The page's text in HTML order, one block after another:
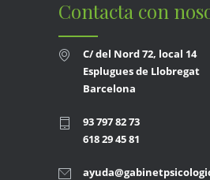
Contacta con
C/ del Nord 72, local 14
Esplugues de Llobregat
Barcelona
93 797 82 73
618 29 45 81